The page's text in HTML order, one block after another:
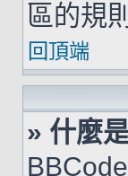
區的規
回頂端
» 什麼